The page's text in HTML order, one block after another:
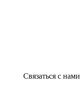
Связаться с нами